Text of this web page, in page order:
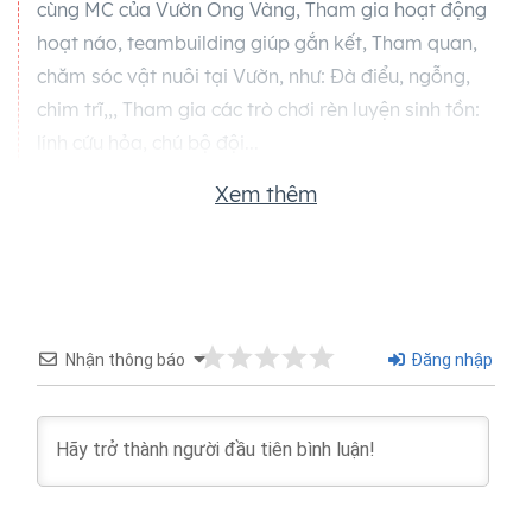
cùng MC của Vườn Ong Vàng, Tham gia hoạt động
hoạt náo, teambuilding giúp gắn kết, Tham quan,
chăm sóc vật nuôi tại Vườn, như: Đà điểu, ngỗng,
chim trĩ,,, Tham gia các trò chơi rèn luyện sinh tồn:
lính cứu hỏa, chú bộ đội...
Buổi Chiều
13:30
Xem thêm
Nhận thông báo Đăng nhập